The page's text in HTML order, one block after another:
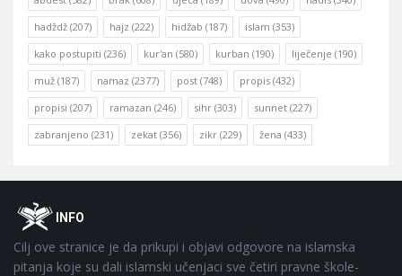
hadždž (207) hajz (222) hidžab (187) islam (353)
kako postupiti (236) kur'an (580) kurban (190) liječenje (190)
muž (187) namaz (2377) post (748) propis (432)
propisi (207) ramazan (246) sihr (303) sunnet (227)
zabranjeno (231) zekat (356) zikr (229) žena (433)
FooterOINFO
Cilj ove stranice je da prikupi i objavi odgovore na islamska
pitanja koje su dali islamski učenjaci sve četiri pravne škole-